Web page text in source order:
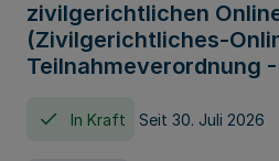
zivilgerichtlichen
(Zivilgerichtliches-
Teilnahmeverordnung -
In Kraft Seit 30. Juli 2026